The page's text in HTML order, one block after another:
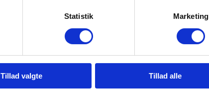
Statistik Marketing
Tillad valgte Tillad alle